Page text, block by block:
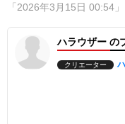
「2026年3月15日 00:54
ハラウザー の
クリエーター